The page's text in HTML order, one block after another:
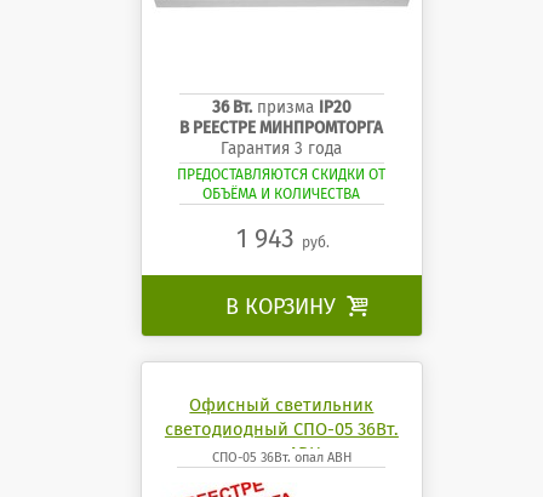
36 Вт.призма IP20
В РЕЕСТРЕ МИНПРОМТОРГА
Гарантия 3 года
ПРЕДОСТАВЛЯЮТСЯ СКИДКИ ОТ
ОБЪЁМА И КОЛИЧЕСТВА
1 943 руб.
В КОРЗИНУ 
Офисный светильник
светодиодный СПО-05 36Вт.
опал АВН
СПО-05 36Вт. опал АВН